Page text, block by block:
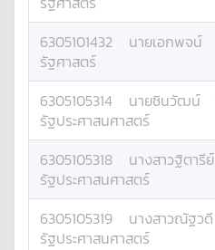
6305101432 นายเอกพจน์
รัฐศาสตร์
6305105314 นายชินวัฒน์
รัฐประศาสนศาสตร์
6305105318 นางสาวฐิตารีย์
รัฐประศาสนศาสตร์
6305105319 นางสาวณัฐวดี
รัฐประศาสนศาสตร์